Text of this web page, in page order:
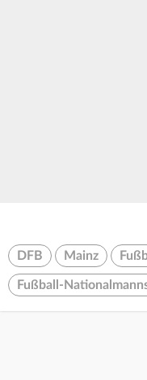
DFB Mainz
Fußball-